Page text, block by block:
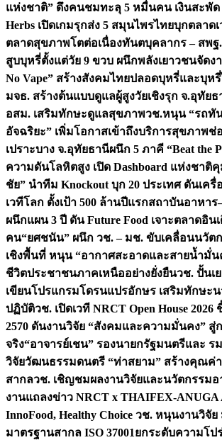
แห่งชาติ” ดึงคนชมทะลุ 5 หมื่นคน เงินสะพัด
Herbs เปิดเกมรุกส่ง 5 สมุนไพรไทยบุกตลาด
ตลาดสุขภาพโตต่อเนื่องทันตบุคลากร – สพฐ
สูบบุหรี่ตั้งแต่วัย 9 ขวบ ผนึกพลังเยาวชนจัดงา
No Vape” สร้างสังคมไทยปลอดบุหรี่และบุห
มจธ. สร้างต้นแบบดูแลผู้สูงวัยเชิงรุก จ.อุทัยธ
อสม. เสริมทักษะดูแลสุขภาพวช.หนุน “รถทั
อัจฉริยะ” เพิ่มโอกาสเข้าถึงบริการสุขภาพช่
เปราะบาง จ.อุทัยธานีผนึก 5 ภาคี “Beat the
ความดันโลหิตสูง เปิด Dashboard แห่งชาติ
ชัย” นำทีม Knockout บุก 20 ประเทศ ดันเค
เวทีโลก ตั้งเป้า 500 ล้านปีแรกสถาบันอาหาร
ผนึกแผน 3 ปี ดัน Future Food เจาะตลาดอิน
คน“ยศชนัน” ผนึก วช. – มช. ขับเคลื่อนนวัต
เชิงพื้นที่ หนุน “อากาศสะอาดและสายน้ำมั่
ชีวิตประชาชนภาคเหนืออย่างยั่งยืนวช. ปั้นเ
เขียนโปรแกรมโดรนแปรอักษร เสริมทักษะ
ปฏิบัติวช. เปิดเวที NRCT Open House
2570 ดันงานวิจัย “สังคมและความมั่นคง” สู่
จริง“อาจารย์เชน” รองนายกรัฐมนตรีและ ร
วิจัยวัฒนธรรมดนตรี “ท่าสยาม” สร้างคุณค่
สากลวช. เชิญชมผลงานวิจัยและนวัตกรรม
งานแถลงข่าว NRCT x THAIFEX-ANUGA
InnoFood, Healthy Choice วช. หนุนงานวิจัย
มาตรฐานสากล ISO 37001ยกระดับความโป